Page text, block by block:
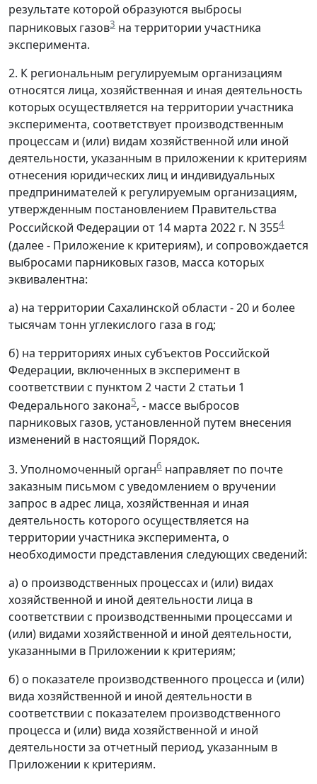
результате которой образуются выбросы
парниковых газов3 на территории участника
эксперимента.
2. К региональным регулируемым организациям
относятся лица, хозяйственная и иная деятельность
которых осуществляется на территории участника
эксперимента, соответствует производственным
процессам и (или) видам хозяйственной или иной
деятельности, указанным в приложении к критериям
отнесения юридических лиц и индивидуальных
предпринимателей к регулируемым организациям,
утвержденным постановлением Правительства
Российской Федерации от 14 марта 2022 г. N 3554
(далее - Приложение к критериям), и сопровождается
выбросами парниковых газов, масса которых
эквивалентна:
а) на территории Сахалинской области - 20 и более
тысячам тонн углекислого газа в год;
б) на территориях иных субъектов Российской
Федерации, включенных в эксперимент в
соответствии с пунктом 2 части 2 статьи 1
Федерального закона5, - массе выбросов
парниковых газов, установленной путем внесения
изменений в настоящий Порядок.
3. Уполномоченный орган6 направляет по почте
заказным письмом с уведомлением о вручении
запрос в адрес лица, хозяйственная и иная
деятельность которого осуществляется на
территории участника эксперимента, о
необходимости представления следующих сведений:
а) о производственных процессах и (или) видах
хозяйственной и иной деятельности лица в
соответствии с производственными процессами и
(или) видами хозяйственной и иной деятельности,
указанными в Приложении к критериям;
б) о показателе производственного процесса и (или)
вида хозяйственной и иной деятельности в
соответствии с показателем производственного
процесса и (или) вида хозяйственной и иной
деятельности за отчетный период, указанным в
Приложении к критериям.